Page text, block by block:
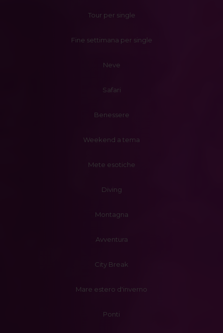
Tour per single
Fine settimana per single
Neve
Safari
Benessere
Weekend a tema
Mete esotiche
Diving
Montagna
Avventura
City Break
Mare estero d'inverno
Ponti